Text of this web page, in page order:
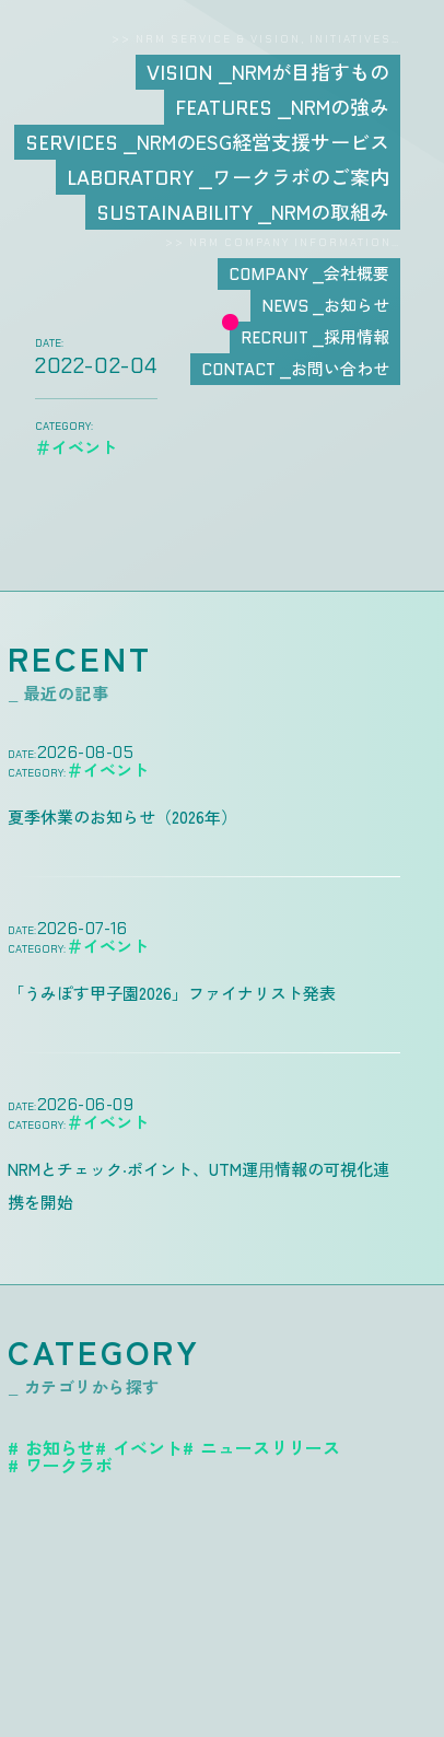
>> NRM SERVICE & VISION, INITIATIVES…
VISION
NRMが目指すもの
FEATURES
NRMの強み
SERVICES
NRMのESG経営支援サービス
LABORATORY
ワークラボのご案内
SUSTAINABILITY
NRMの取組み
COMPANY 会社概要
NEWS お知らせ
RECRUIT 採用情報
CONTACT お問い合わせ
DATE:
2022-02-04
CATEGORY:
＃イベント
RECENT
_ 最近の記事
DATE:2026-08-05
CATEGORY: ＃イベント
夏季休業のお知らせ（2026年）
DATE:2026-07-16
CATEGORY: ＃イベント
「うみぽす甲子園2026」ファイナリスト発表
DATE:2026-06-09
CATEGORY: ＃イベント
NRMとチェック‧ポイント、UTM運⽤情報の可視化連
携を開始
CATEGORY
_ カテゴリから探す
お知らせ イベント ニュースリリース
ワークラボ